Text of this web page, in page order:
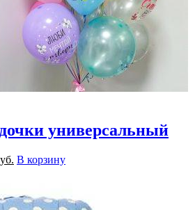
универсальный
уб. В корзину